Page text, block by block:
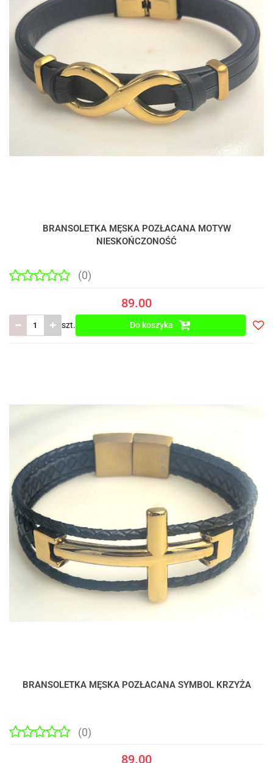
BRANSOLETKA MĘSKA POZŁACANA MOTYW
NIESKOŃCZONOŚĆ
(0)
89.00
szt. Do koszyka
BRANSOLETKA MĘSKA POZŁACANA SYMBOL KRZYŻA
(0)
89.00